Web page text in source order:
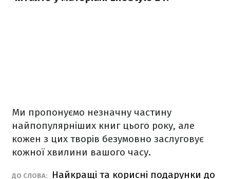
Ми пропонуємо незначну частину
найпопулярніших книг цього року, але
кожен з цих творів безумовно заслуговує
кожної хвилини вашого часу.
ДО СЛОВА:
Найкращі та корисні подарунки до